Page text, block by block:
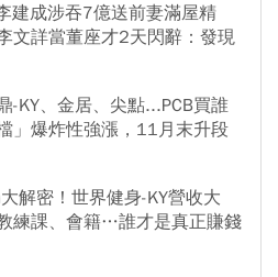
建成涉吞7億送前妻滿屋精
文詳當董座才2天閃辭：發現
-KY、金居、尖點...PCB買誰
」爆炸性強漲，11月末升段
解密！世界健身-KY營收大
練課、會籍…誰才是真正賺錢